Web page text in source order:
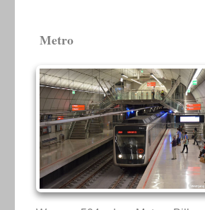
Metro